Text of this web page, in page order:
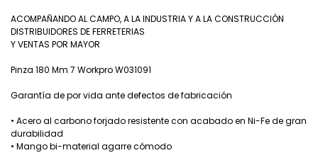
ACOMPAÑANDO AL CAMPO, A LA INDUSTRIA Y A LA CONSTRUCCIÓN
DISTRIBUIDORES DE FERRETERIAS
Y VENTAS POR MAYOR
Pinza 180 Mm 7 Workpro W031091
Garantía de por vida ante defectos de fabricación
• Acero al carbono forjado resistente con acabado en Ni-Fe de gran
durabilidad
• Mango bi-material agarre cómodo